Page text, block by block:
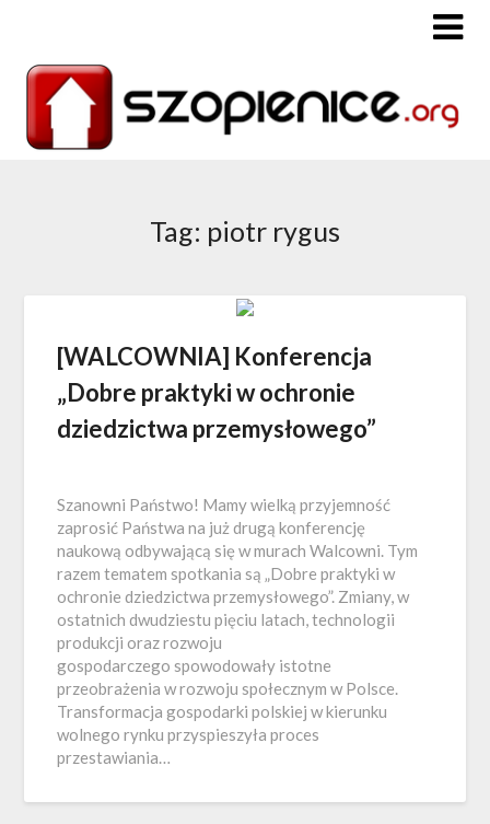
Tag: piotr rygus
[WALCOWNIA] Konferencja
„Dobre praktyki w ochronie
dziedzictwa przemysłowego”
Szanowni Państwo! Mamy wielką przyjemność
zaprosić Państwa na już drugą konferencję
naukową odbywającą się w murach Walcowni. Tym
razem tematem spotkania są „Dobre praktyki w
ochronie dziedzictwa przemysłowego”. Zmiany, w
ostatnich dwudziestu pięciu latach, technologii
produkcji oraz rozwoju
gospodarczego spowodowały istotne
przeobrażenia w rozwoju społecznym w Polsce.
Transformacja gospodarki polskiej w kierunku
wolnego rynku przyspieszyła proces
przestawiania…